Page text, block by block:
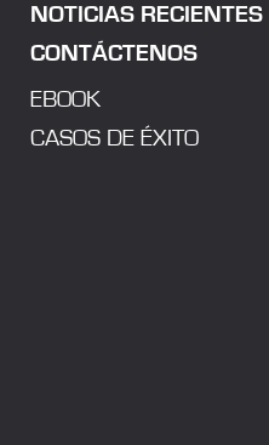
NOTICIAS RECIENTES
CONTÁCTENOS
EBOOK
CASOS DE ÉXITO